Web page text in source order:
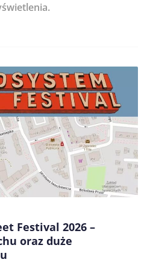
w tej przeglądarce podczas
Festival 2026 –
oraz duże